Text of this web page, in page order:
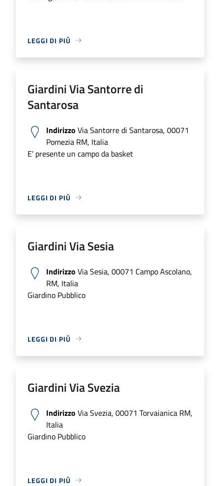
LEGGI DI PIÙ
Giardini Via Santorre di
Santarosa
Indirizzo Via Santorre di Santarosa, 00071
Pomezia RM, Italia
E' presente un campo da basket
LEGGI DI PIÙ
Giardini Via Sesia
Indirizzo Via Sesia, 00071 Campo Ascolano,
RM, Italia
Giardino Pubblico
LEGGI DI PIÙ
Giardini Via Svezia
Indirizzo Via Svezia, 00071 Torvaianica RM,
Italia
Giardino Pubblico
LEGGI DI PIÙ